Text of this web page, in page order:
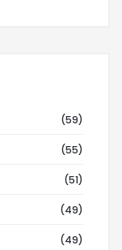
(59)
(55)
(51)
(49)
(49)